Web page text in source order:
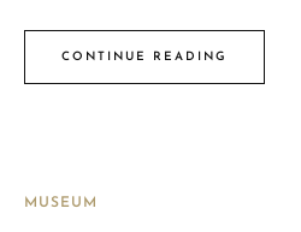
CONTINUE READING
MUSEUM